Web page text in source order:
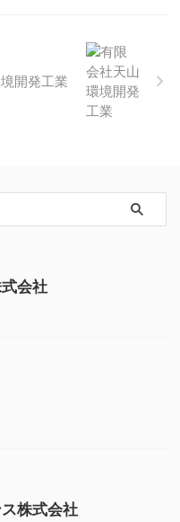
開発工業
会社
株式会社